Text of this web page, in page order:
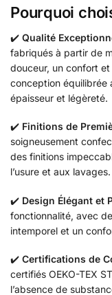
Pourquoi
✔️ Qualité
fabriqués à partir de
douceur, un confort
conception équilibrée
épaisseur et légèreté.
✔️ Finitions de
soigneusement
des finitions
l’usure et aux lavages.
✔️ Design Élégant et
fonctionnalité, avec
intemporel et un
✔️ Certifications de
certifiés OEKO-TEX
l’absence de